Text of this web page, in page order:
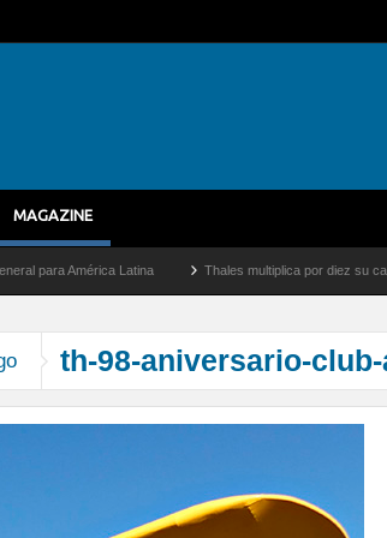
MAGAZINE
América Latina Thales multiplica por diez su
th-98-aniversario-